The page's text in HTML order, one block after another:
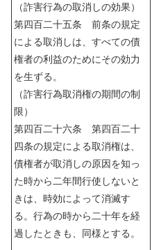
（詐害行為の取消しの効果）
第四百二十五条 前条の規定
による取消しは、すべての債
権者の利益のためにその効力
を生ずる。
（詐害行為取消権の期間の制
限）
第四百二十六条 第四百二十
四条の規定による取消権は、
債権者が取消しの原因を知っ
た時から二年間行使しないと
きは、時効によって消滅す
る。行為の時から二十年を経
過したときも、同様とする。